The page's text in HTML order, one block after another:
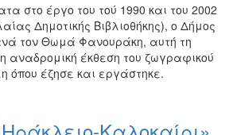
στο έργο του τού 1990 και του 2002
Δημοτικής Βιβλιοθήκης), ο Δήμος
τον Θωμά Φανουράκη, αυτή τη
έκθεση του ζωγραφικού
όπου έζησε και εργάστηκε.